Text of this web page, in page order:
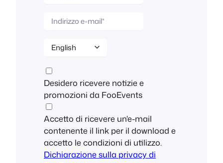
Desidero ricevere notizie e
promozioni da FooEvents
Accetto di ricevere un'e-mail
contenente il link per il download e
accetto le condizioni di utilizzo.
Dichiarazione sulla privacy di